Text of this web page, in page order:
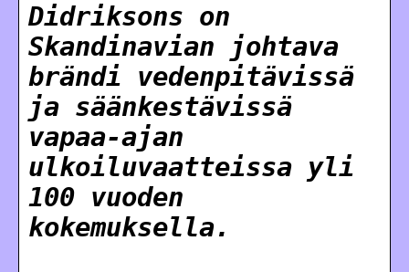
Didriksons on
Skandinavian johtava
brändi vedenpitävissä
ja säänkestävissä
vapaa-ajan
ulkoiluvaatteissa yli
100 vuoden
kokemuksella.